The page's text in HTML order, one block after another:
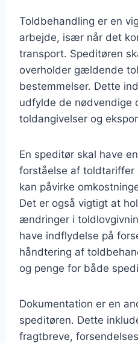
Toldbehandling er en
arbejde, især når det
transport. Speditøren
overholder gældende
bestemmelser. Dette
udfylde de nødvendige
toldangivelser og
En speditør skal have
forståelse af
kan påvirke
Det er også vigtigt at
ændringer i
have indflydelse på
håndtering af
og penge for både
Dokumentation er en
speditøren. Dette
fragtbreve,